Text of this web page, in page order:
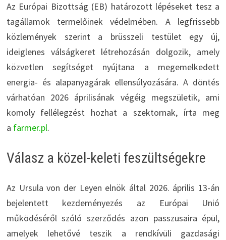
Az Európai Bizottság (EB) határozott lépéseket tesz a
tagállamok termelőinek védelmében. A legfrissebb
közlemények szerint a brüsszeli testület egy új,
ideiglenes válságkeret létrehozásán dolgozik, amely
közvetlen segítséget nyújtana a megemelkedett
energia- és alapanyagárak ellensúlyozására. A döntés
várhatóan 2026 áprilisának végéig megszületik, ami
komoly fellélegzést hozhat a szektornak, írta meg
a farmer.pl.
Válasz a közel-keleti feszültségekre
Az Ursula von der Leyen elnök által 2026. április 13-án
bejelentett kezdeményezés az Európai Unió
működéséről szóló szerződés azon passzusaira épül,
amelyek lehetővé teszik a rendkívüli gazdasági